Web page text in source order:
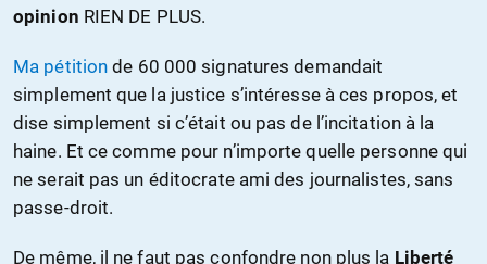
opinion RIEN DE PLUS.
Ma pétition de 60 000 signatures demandait
simplement que la justice s’intéresse à ces propos, et
dise simplement si c’était ou pas de l’incitation à la
haine. Et ce comme pour n’importe quelle personne qui
ne serait pas un éditocrate ami des journalistes, sans
passe-droit.
De même, il ne faut pas confondre non plus la Liberté